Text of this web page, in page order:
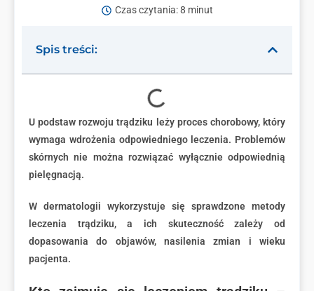
Czas czytania: 8 minut
Spis treści:
U podstaw rozwoju trądziku leży proces chorobowy, który
wymaga wdrożenia odpowiedniego leczenia. Problemów
skórnych nie można rozwiązać wyłącznie odpowiednią
pielęgnacją.
W dermatologii wykorzystuje się sprawdzone metody
leczenia trądziku, a ich skuteczność zależy od
dopasowania do objawów, nasilenia zmian i wieku
pacjenta.